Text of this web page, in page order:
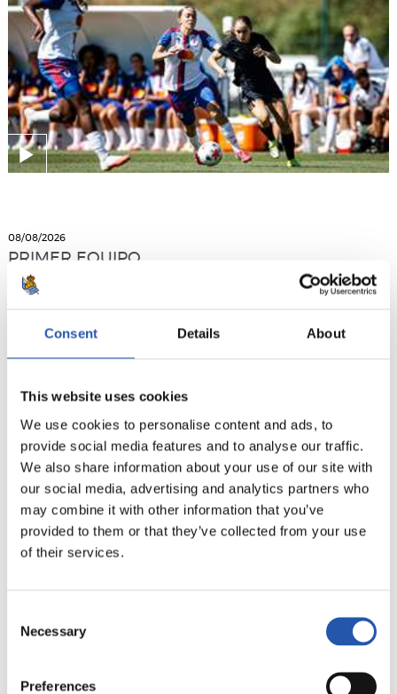
Consent Details About
This website uses cookies
We use cookies to personalise content and ads, to
provide social media features and to analyse our traffic.
We also share information about your use of our site with
our social media, advertising and analytics partners who
may combine it with other information that you’ve
provided to them or that they’ve collected from your use
of their services.
Selection
Necessary
Preferences
08/08/2026
PRIMER EQUIPO
En directo
SANSE